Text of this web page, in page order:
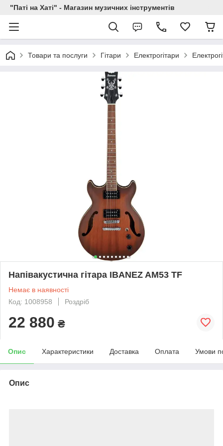
"Паті на Хаті" - Магазин музичних інструментів
Товари та послуги Гітари Електрогітари
Напівакустична гітара IBANEZ AM53 TF
Немає в наявності
Код: 1008958
Роздріб
22 880 ₴
Опис Характеристики Доставка Оплата Умови
Опис